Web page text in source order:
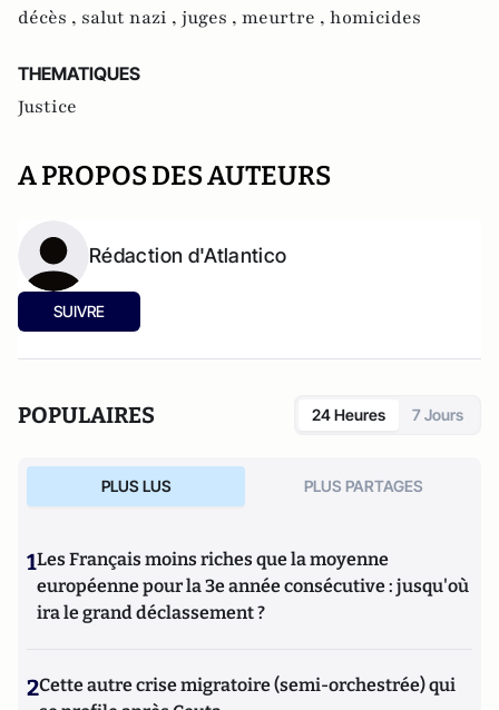
décès , salut nazi , juges , meurtre , homicides
THEMATIQUES
Justice
A PROPOS DES AUTEURS
Rédaction d'Atlantico
SUIVRE
POPULAIRES 24 Heures 7 Jours
PLUS LUS PLUS PARTAGES
1Les Français moins riches que la moyenne
européenne pour la 3e année consécutive : jusqu'où
ira le grand déclassement ?
2Cette autre crise migratoire (semi-orchestrée) qui